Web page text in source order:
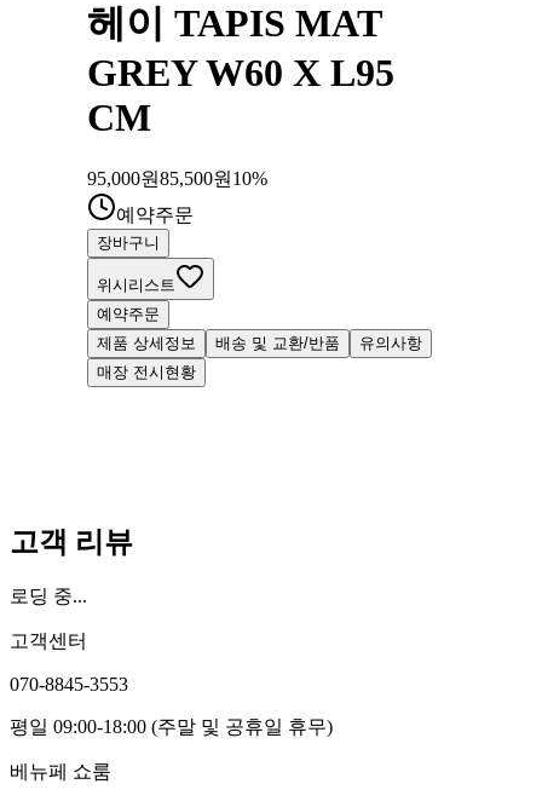
헤이 TAPIS MAT
GREY W60 X L95
CM
95,000원85,500원 10%
예약주문
장바구니
위시리스트
예약주문
제품 상세정보
배송 및 교환/반품
유의사항
매장 전시현황
고객 리뷰
로딩 중...
고객센터
070-8845-3553
평일 09:00-18:00 (주말 및 공휴일 휴무)
베뉴페 쇼룸